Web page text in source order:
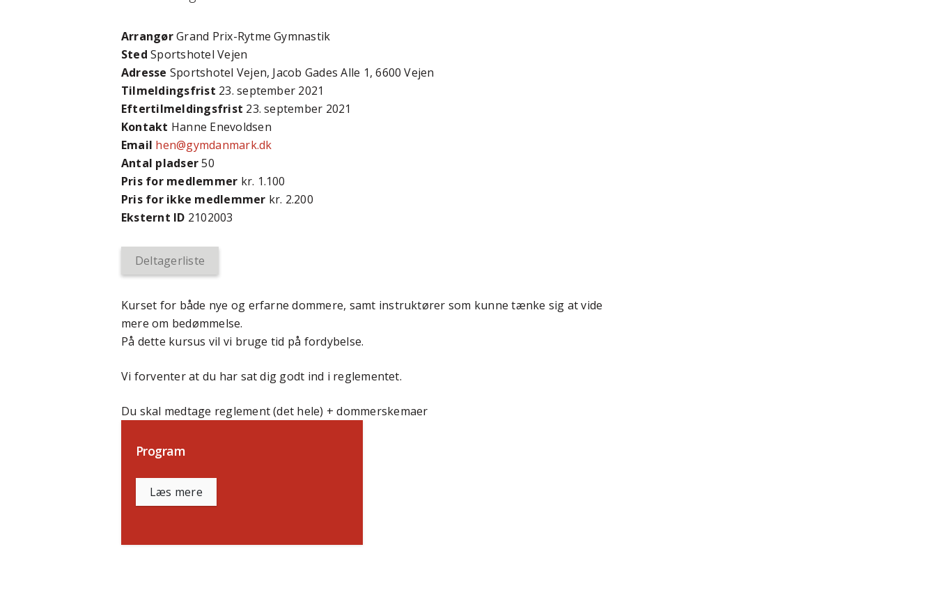
ArrangørGrand Prix-Rytme Gymnastik
Sted Sportshotel Vejen
Adresse Sportshotel Vejen, Jacob Gades Alle 1, 6600 Vejen
Tilmeldingsfrist 23. september 2021
Efter­tilmeldings­frist 23. september 2021
Kontakt Hanne Enevoldsen
Email hen@gymdanmark.dk
Antal pladser50
Pris for medlemmer kr. 1.100
Pris for ikke medlemmer kr. 2.200
Eksternt ID 2102003
Deltagerliste
Kurset for både nye og erfarne dommere, samt instruktører som kunne tænke sig at vide
mere om bedømmelse.
På dette kursus vil vi bruge tid på fordybelse.
Vi forventer at du har sat dig godt ind i reglementet.
Du skal medtage reglement (det hele) + dommerskemaer
Program
Læs mere